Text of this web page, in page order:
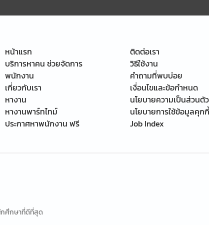
หน้าแรก
บริการหาคน ช่วยจัดการ
พนักงาน
เกี่ยวกับเรา
หางาน
หางานพาร์ทไทม์
ประกาศหาพนักงาน ฟรี
ติดต่อเรา
วิธีใช้งาน
คำถามที่พบบ่อย
เงื่อนไขและข้อกำหนด
นโยบายความเป็นส่วนตัว
นโยบายการใช้ข้อมูลคุกกี้
Job Index
กศึกษาที่ดีที่สุด